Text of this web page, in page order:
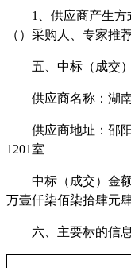
1、供应商产生
（）采购人、专家推
五、中标（成交
供应商名称 ：湖
供应商地址： 邵
1201室
中标（成交）金
万壹仟柒佰柒拾肆元
六 、主要标的信息